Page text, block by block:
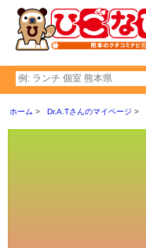
ホーム Dr.A.Tさんのマイページ